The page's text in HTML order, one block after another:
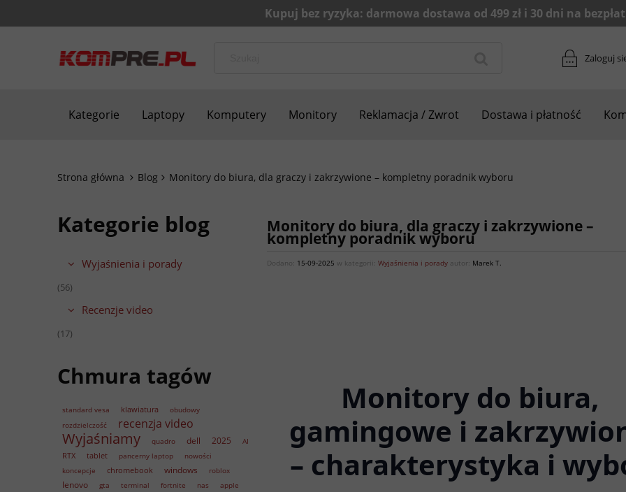
Zaloguj
Kategorie Laptopy Komputery Monitory Reklamacja / Zwrot Dostawa i płatność
Strona główna Blog Monitory do biura, dla graczy i zakrzywione – kompletny poradnik wyboru
Kategorie blog
Wyjaśnienia i porady
(56)
Recenzje video
(17)
Chmura tagów
standard vesa klawiatura
obudowy
rozdzielczość
recenzja video
Wyjaśniamy quadro dell 2025 AI
RTX tablet pancerny laptop
nowości
koncepcje
chromebook windows roblox
lenovo gta terminal fortnite nas apple
Monitory do biura, dla graczy i zakrzywione –
kompletny poradnik wyboru
Dodano: 15-09-2025 w kategorii: Wyjaśnienia i porady autor: Marek T.
Monitory do biura,
gamingowe i
– charakterystyka i